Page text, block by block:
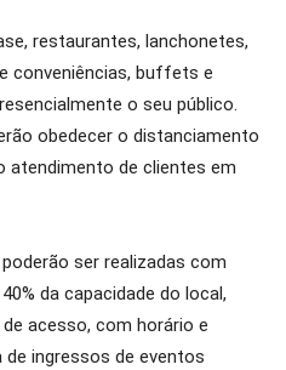
restaurantes, lanchonetes,
conveniências, buffets e
o seu público.
obedecer o distanciamento
atendimento de clientes em
ser realizadas com
da capacidade do local,
acesso, com horário e
ingressos de eventos